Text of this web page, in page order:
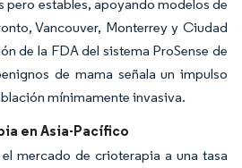
pero estables, apoyando modelos de
Vancouver, Monterrey y Ciudad
de la FDA del sistema ProSense de
de mama señala un impulso
mínimamente invasiva.
en Asia-Pacífico
mercado de crioterapia a una tasa